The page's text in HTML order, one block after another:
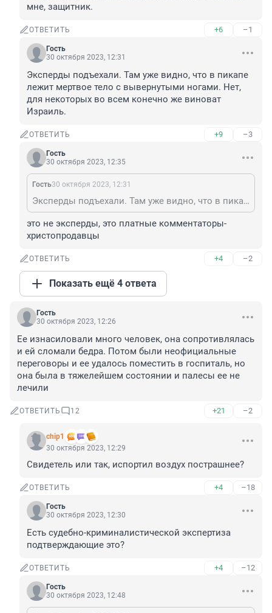
мне, защитник.
ОТВЕТИТЬ +6 –1
Гость
30 октября 2023, 12:31
Эксперды подъехали. Там уже видно, что в пикапе
лежит мертвое тело с вывернутыми ногами. Нет,
для некоторых во всем конечно же виноват
Израиль.
ОТВЕТИТЬ +9 –3
Гость
30 октября 2023, 12:35
Гость30 октября 2023, 12:31
Эксперды подъехали. Там уже видно, что в пикапе лежит мертвое тело с вывернутыми ногами. Нет, для некоторых во всем конечно же виноват Израиль.
это не эксперды, это платные комментаторы-
христопродавцы
ОТВЕТИТЬ +4 –2
Показать ещё 4 ответа
Гость
30 октября 2023, 12:26
Ее изнасиловали много человек, она сопротивлялась
и ей сломали бедра. Потом были неофициальные
переговоры и ее удалось поместить в госпиталь, но
она была в тяжелейшем состоянии и палесы ее не
лечили
ОТВЕТИТЬ 12 +21 –2
chip1
30 октября 2023, 12:29
Свидетель или так, испортил воздух пострашнее?
ОТВЕТИТЬ +4 –18
Гость
30 октября 2023, 12:30
Есть судебно-криминалистической экспертиза
подтверждающие это?
ОТВЕТИТЬ +4 –12
Гость
30 октября 2023, 12:48